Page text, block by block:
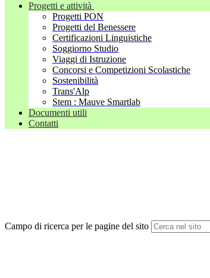
Progetti e attività
Progetti PON
Progetti del Benessere
Certificazioni Linguistiche
Soggiorno Studio
Viaggi di Istruzione
Concorsi e Competizioni Scolastiche
Sostenibilità
Trans'Alp
Stem : Mauve Smartlab
Documenti utili
Contatti
Campo di ricerca per le pagine del sito